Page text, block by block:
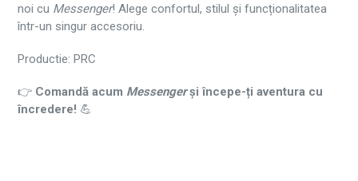
noi cu Messenger! Alege confortul, stilul și funcționalitatea
într-un singur accesoriu.
Productie: PRC
👉 Comandă acum Messengerși începe-ți aventura cu
încredere! 💪